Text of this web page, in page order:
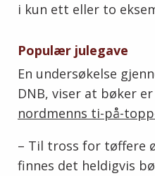
i kun ett eller to
Populær julegave
En undersøkelse
DNB, viser at bøker
nordmenns ti-på-
– Til tross for tøffere
finnes det heldigvis